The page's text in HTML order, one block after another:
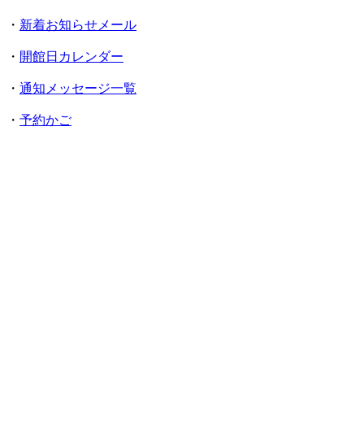
・ 新着お知らせメール
・ 開館日カレンダー
・ 通知メッセージ一覧
・ 予約かご